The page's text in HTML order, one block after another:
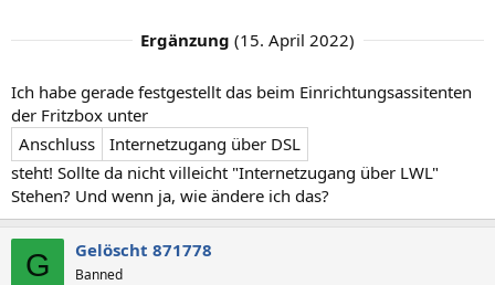
Ergänzung (15. April 2022)
Ich habe gerade festgestellt das beim Einrichtungsassitenten
der Fritzbox unter
Anschluss
Internetzugang über DSL
steht! Sollte da nicht villeicht "Internetzugang über LWL"
Stehen? Und wenn ja, wie ändere ich das?
G Gelöscht 871778
Banned